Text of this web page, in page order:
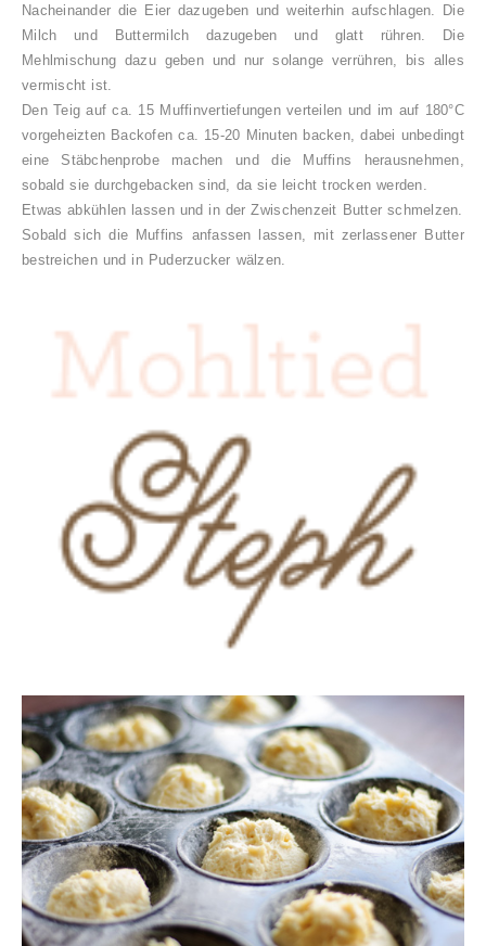
Nacheinander die Eier dazugeben und weiterhin aufschlagen. Die
Milch und Buttermilch dazugeben und glatt rühren. Die
Mehlmischung dazu geben und nur solange verrühren, bis alles
vermischt ist.
Den Teig auf ca. 15 Muffinvertiefungen verteilen und im auf 180°C
vorgeheizten Backofen ca. 15-20 Minuten backen, dabei unbedingt
eine Stäbchenprobe machen und die Muffins herausnehmen,
sobald sie durchgebacken sind, da sie leicht trocken werden.
Etwas abkühlen lassen und in der Zwischenzeit Butter schmelzen.
Sobald sich die Muffins anfassen lassen, mit zerlassener Butter
bestreichen und in Puderzucker wälzen.